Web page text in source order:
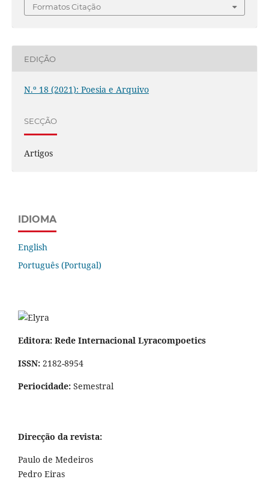
Formatos Citação
EDIÇÃO
N.º 18 (2021): Poesia e Arquivo
SECÇÃO
Artigos
IDIOMA
English
Português (Portugal)
Editora: Rede Internacional Lyracompoetics
ISSN: 2182-8954
Periocidade: Semestral
Direcção da revista:
Paulo de Medeiros
Pedro Eiras